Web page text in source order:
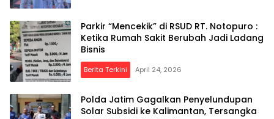
Parkir “Mencekik” di RSUD RT. Notopuro :
Ketika Rumah Sakit Berubah Jadi Ladang
Bisnis
Berita Terkini April 24, 2026
Polda Jatim Gagalkan Penyelundupan
Solar Subsidi ke Kalimantan, Tersangka